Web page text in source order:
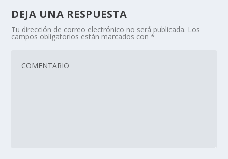
DEJA UNA RESPUESTA
Tu dirección de correo electrónico no será publicada. Los
campos obligatorios están marcados con*